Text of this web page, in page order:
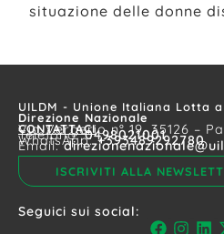
situazione delle donne
UILDM - Unione Italiana Lotta
Direzione Nazionale
CONTATTACI
Via Vergerio n° 19, 35126 –
Telefono:0498021001
WhatsApp:+393489292780
Email:
ISCRIVITI ALLA
Seguici sui social: